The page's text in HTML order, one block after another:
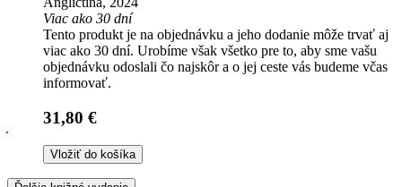
Viac ako 30 dní
Tento produkt je na objednávku a jeho dodanie môže trvať aj
viac ako 30 dní. Urobíme však všetko pre to, aby sme vašu
objednávku odoslali čo najskôr a o jej ceste vás budeme včas
informovať.
31,80 €
Vložiť do košíka